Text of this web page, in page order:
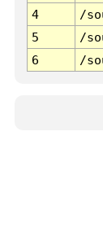
4
/
5
/
6
/